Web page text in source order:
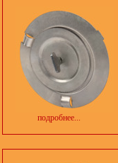
подробнее...